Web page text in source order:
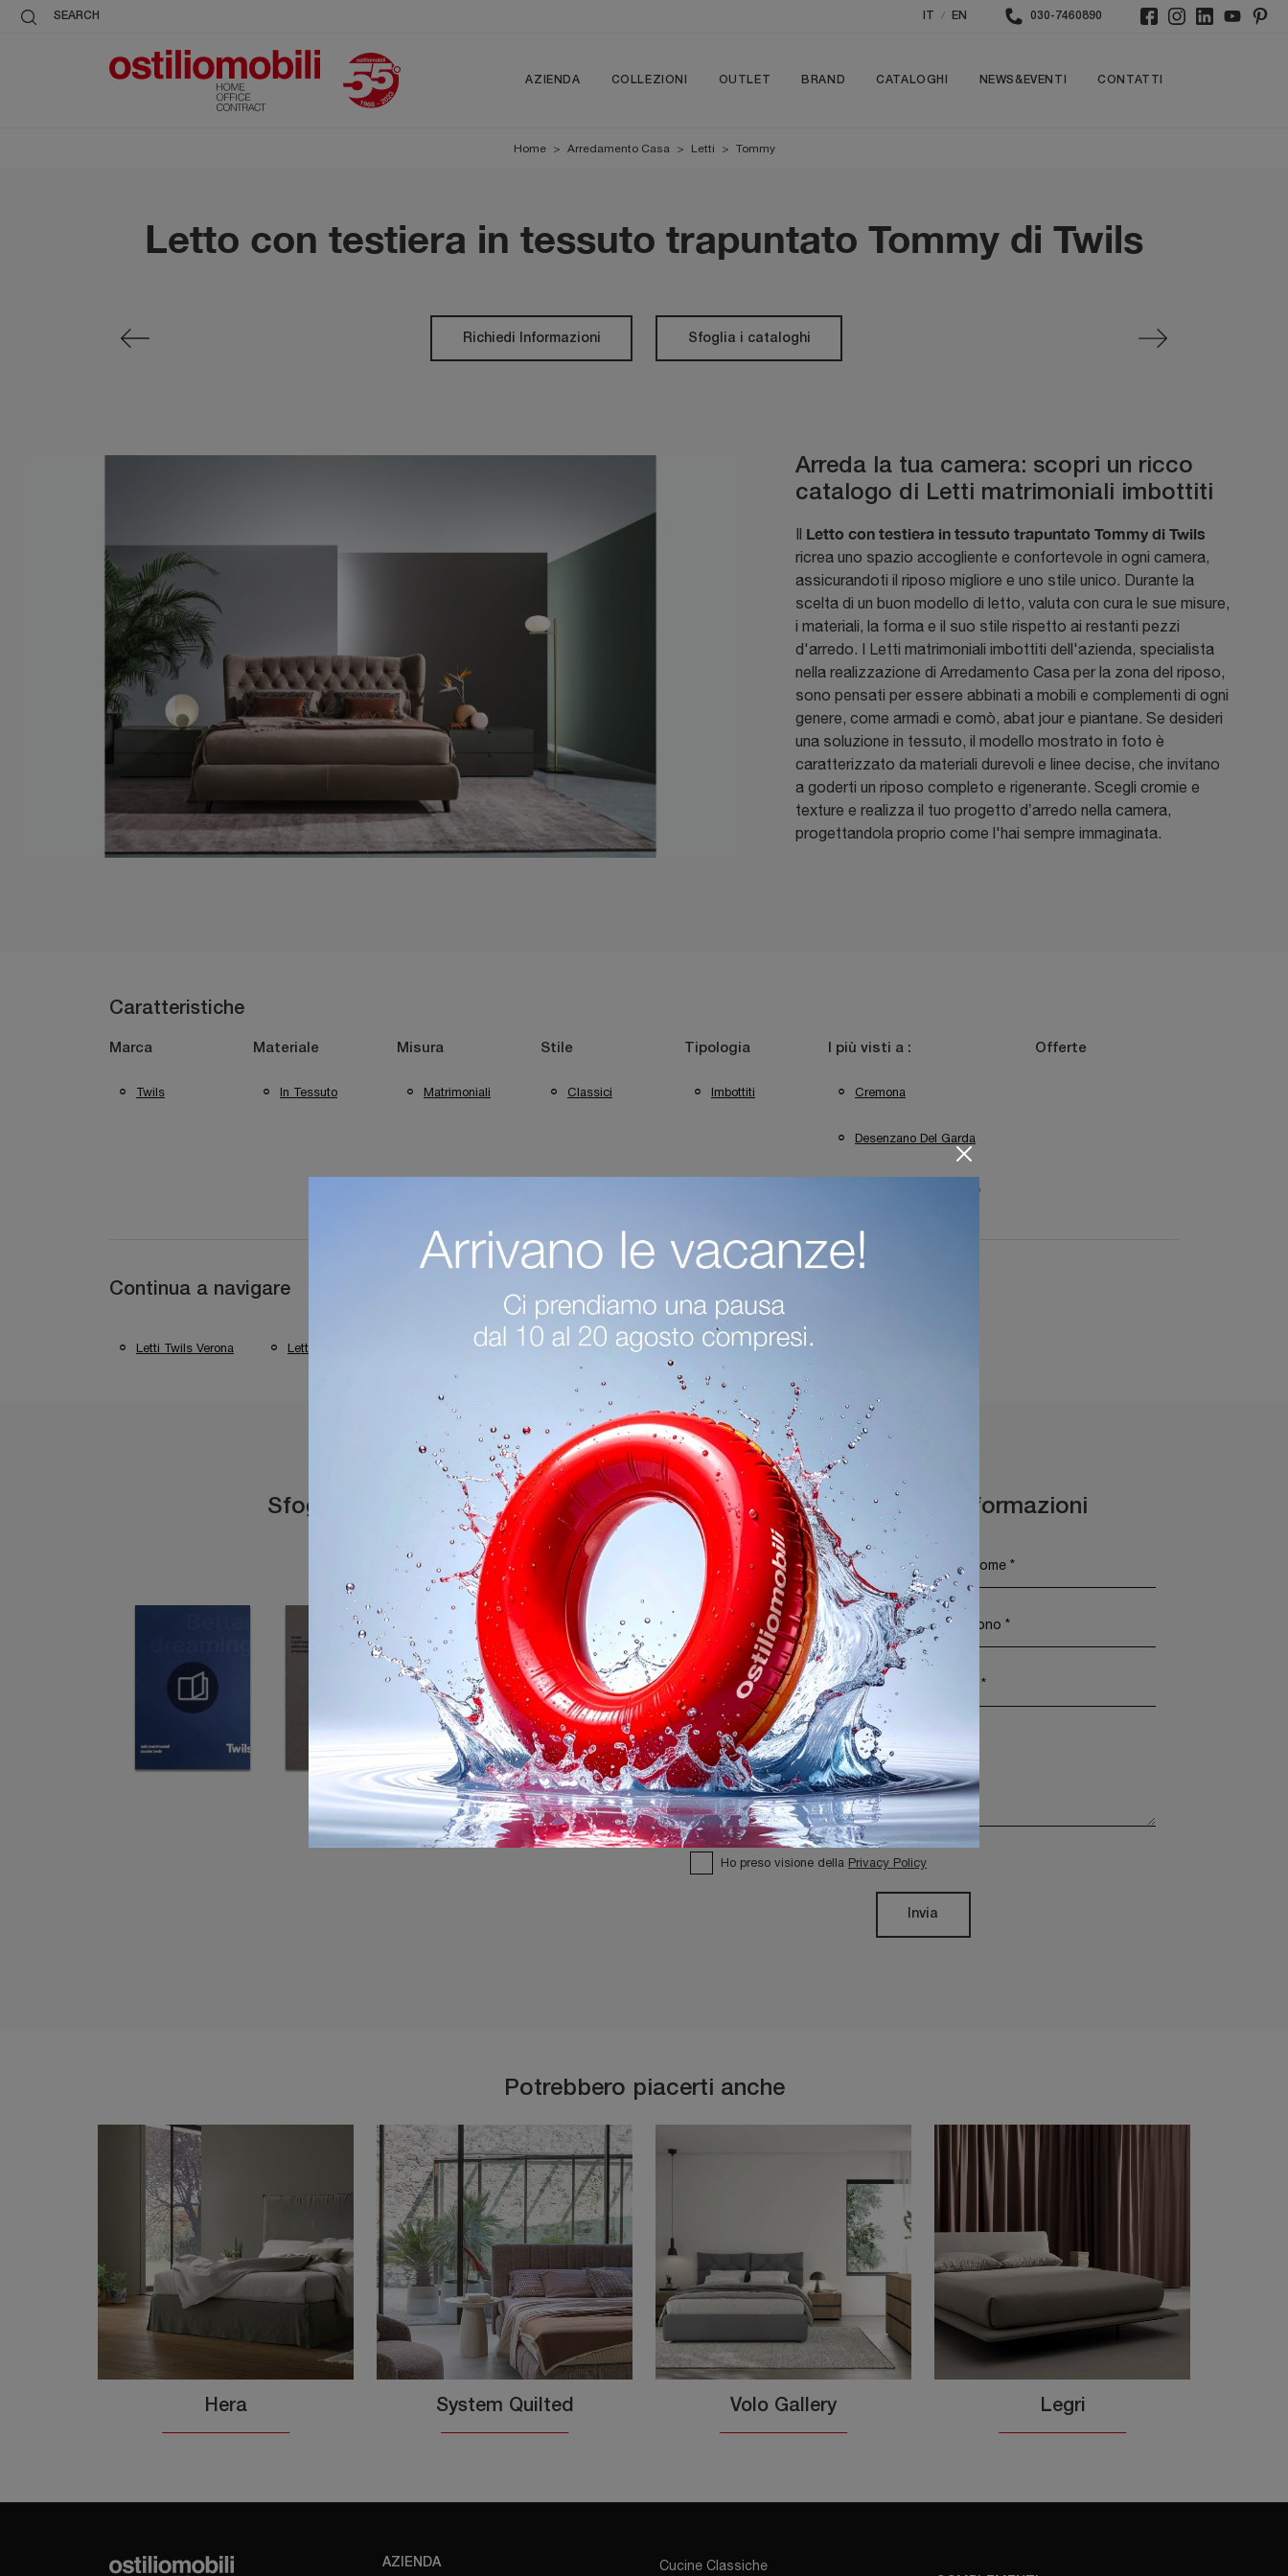
SEARCH / EN 030-7460890
AZIENDA COLLEZIONI OUTLET BRAND CATALOGHI NEWS&EVENTI CONTATTI
Home > Arredamento Casa > Letti > Tommy
Letto con testiera in tessuto trapuntato Tommy di Twils
Richiedi Informazioni Sfoglia i cataloghi
Arreda la tua camera: scopri un ricco
catalogo di Letti matrimoniali imbottiti
Il Letto con testiera in tessuto trapuntato Tommy di Twils
ricrea uno spazio accogliente e confortevole in ogni camera,
assicurandoti il riposo migliore e uno stile unico. Durante la
scelta di un buon modello di letto, valuta con cura le sue misure,
i materiali, la forma e il suo stile rispetto ai restanti pezzi
d'arredo. I Letti matrimoniali imbottiti dell'azienda, specialista
nella realizzazione di Arredamento Casa per la zona del riposo,
sono pensati per essere abbinati a mobili e complementi di ogni
genere, come armadi e comò, abat jour e piantane. Se desideri
una soluzione in tessuto, il modello mostrato in foto è
caratterizzato da materiali durevoli e linee decise, che invitano
a goderti un riposo completo e rigenerante. Scegli cromie e
texture e realizza il tuo progetto d’arredo nella camera,
progettandola proprio come l'hai sempre immaginata.
Caratteristiche
Marca
Twils
Materiale
In Tessuto
Misura
Matrimoniali
Stile
Classici
Tipologia
Imbottiti
I più visti a :
Cremona
Desenzano Del Garda
Offerte
Continua a navigare
Letti Twils Verona Letti Twils Trento Letti Twils Desenzano Del Garda Letti Twils Cremona
Sfoglia i cataloghi Richiedi Maggiori Informazioni
Ho preso visione della Privacy Policy
Invia
Potrebbero piacerti anche
Hera System Quilted Volo Gallery Legri
AZIENDA Cucine Classiche